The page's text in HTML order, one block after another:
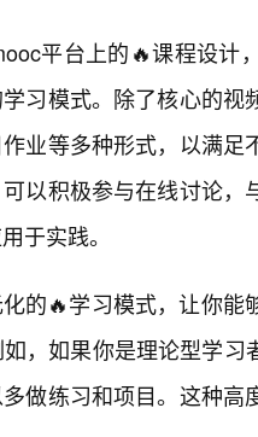
平台上的🔥课程设计
习模式。除了核心的
业等多种形式，以满
以积极参与在线讨论
于实践。
的🔥学习模式，让你能
，如果你是理论型学
做练习和项目。这种